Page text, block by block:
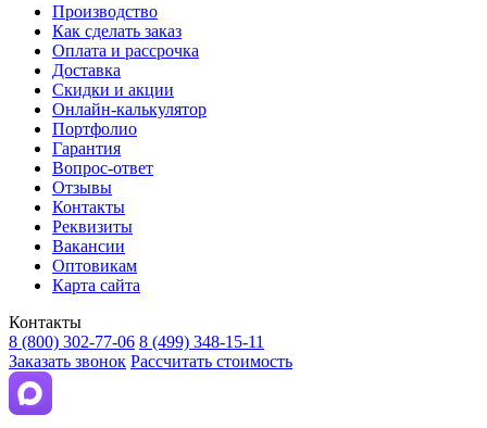
Производство
Как сделать заказ
Оплата и рассрочка
Доставка
Скидки и акции
Онлайн-калькулятор
Портфолио
Гарантия
Вопрос-ответ
Отзывы
Контакты
Реквизиты
Вакансии
Оптовикам
Карта сайта
Контакты
8 (800) 302-77-06 8 (499) 348-15-11
Заказать звонок Рассчитать стоимость